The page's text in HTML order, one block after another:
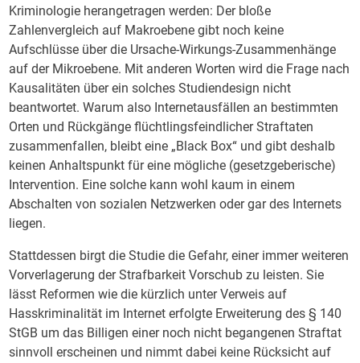
Kriminologie herangetragen werden: Der bloße
Zahlenvergleich auf Makroebene gibt noch keine
Aufschlüsse über die Ursache-Wirkungs-Zusammenhänge
auf der Mikroebene. Mit anderen Worten wird die Frage nach
Kausalitäten über ein solches Studiendesign nicht
beantwortet. Warum also Internetausfällen an bestimmten
Orten und Rückgänge flüchtlingsfeindlicher Straftaten
zusammenfallen, bleibt eine „Black Box“ und gibt deshalb
keinen Anhaltspunkt für eine mögliche (gesetzgeberische)
Intervention. Eine solche kann wohl kaum in einem
Abschalten von sozialen Netzwerken oder gar des Internets
liegen.
Stattdessen birgt die Studie die Gefahr, einer immer weiteren
Vorverlagerung der Strafbarkeit Vorschub zu leisten. Sie
lässt Reformen wie die kürzlich unter Verweis auf
Hasskriminalität im Internet erfolgte Erweiterung des § 140
StGB um das Billigen einer noch nicht begangenen Straftat
sinnvoll erscheinen und nimmt dabei keine Rücksicht auf